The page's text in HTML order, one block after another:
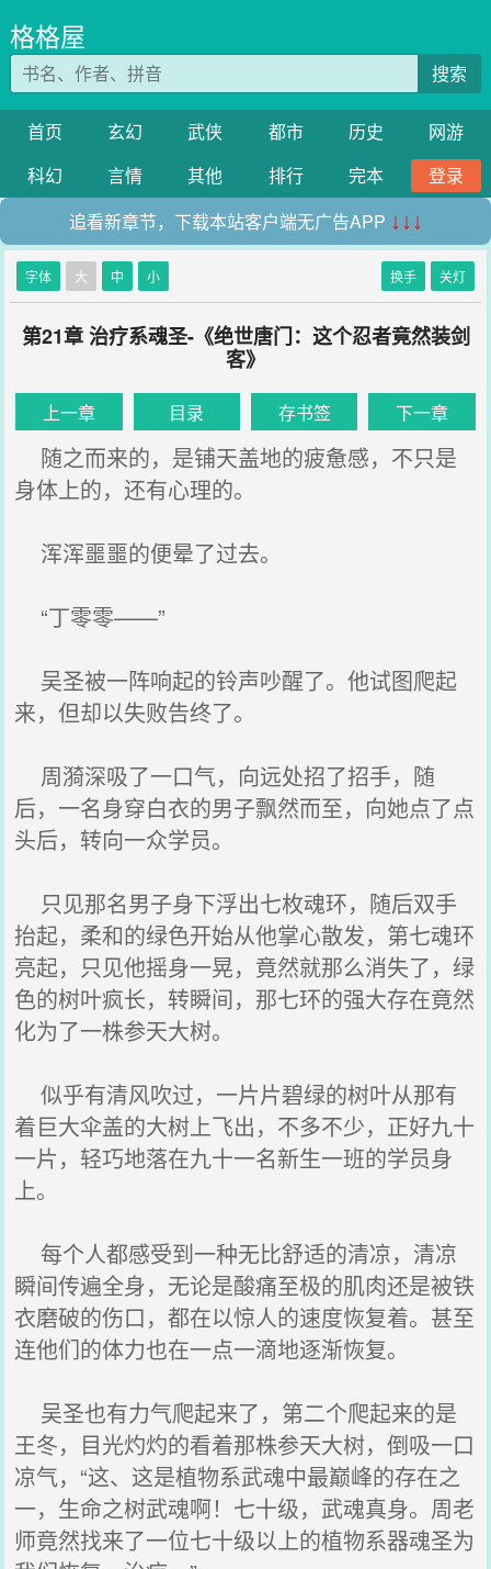
格格屋
搜索
首页 玄幻 武侠 都市 历史
网游
科幻
言情 其他 排行 完本
登录
追看新章节，下载本站客户端无广告APP ↓↓↓
字体 大 中 小 换手 关灯
第21章 治疗系魂圣-《绝世唐门：这个忍者竟然装剑
客》
上一章 目录 存书签 下一章
随之而来的，是铺天盖地的疲惫感，不只是
身体上的，还有心理的。
浑浑噩噩的便晕了过去。
“丁零零——”
吴圣被一阵响起的铃声吵醒了。他试图爬起
来，但却以失败告终了。
周漪深吸了一口气，向远处招了招手，随
后，一名身穿白衣的男子飘然而至，向她点了点
头后，转向一众学员。
只见那名男子身下浮出七枚魂环，随后双手
抬起，柔和的绿色开始从他掌心散发，第七魂环
亮起，只见他摇身一晃，竟然就那么消失了，绿
色的树叶疯长，转瞬间，那七环的强大存在竟然
化为了一株参天大树。
似乎有清风吹过，一片片碧绿的树叶从那有
着巨大伞盖的大树上飞出，不多不少，正好九十
一片，轻巧地落在九十一名新生一班的学员身
上。
每个人都感受到一种无比舒适的清凉，清凉
瞬间传遍全身，无论是酸痛至极的肌肉还是被铁
衣磨破的伤口，都在以惊人的速度恢复着。甚至
连他们的体力也在一点一滴地逐渐恢复。
吴圣也有力气爬起来了，第二个爬起来的是
王冬，目光灼灼的看着那株参天大树，倒吸一口
凉气，“这、这是植物系武魂中最巅峰的存在之
一，生命之树武魂啊！七十级，武魂真身。周老
师竟然找来了一位七十级以上的植物系器魂圣为